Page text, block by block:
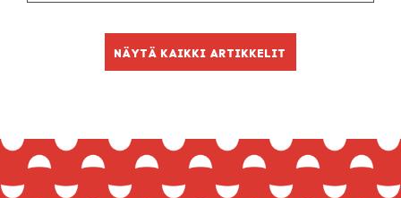
Näytä kaikki artikkelit